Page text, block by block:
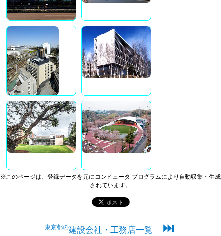
※このページは、登録データを元にコンピュータ プログラムにより自動収集・生成
されています。
東京都の建設会社・工務店一覧 ⏭